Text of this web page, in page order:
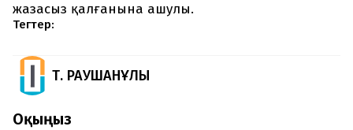
жазасыз қалғанына ашулы.
Тегтер:
Т. РАУШАНҰЛЫ
Оқыңыз